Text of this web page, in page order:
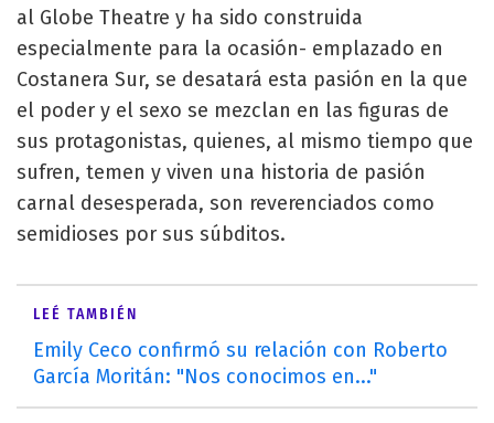
al Globe Theatre y ha sido construida
especialmente para la ocasión- emplazado en
Costanera Sur, se desatará esta pasión en la que
el poder y el sexo se mezclan en las figuras de
sus protagonistas, quienes, al mismo tiempo que
sufren, temen y viven una historia de pasión
carnal desesperada, son reverenciados como
semidioses por sus súbditos.
LEÉ TAMBIÉN
Emily Ceco confirmó su relación con Roberto
García Moritán: "Nos conocimos en..."